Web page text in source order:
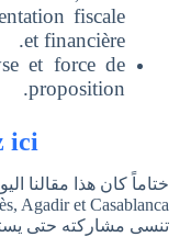
fiscale
et financière.
et force de
proposition.
ici
تنسى مشاركته حتى